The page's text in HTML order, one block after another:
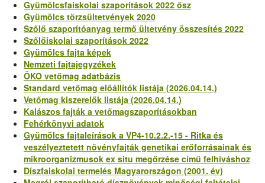
Gyümölcsfaiskolai szaporítások 2022 ősz
Gyümölcs törzsültetvények 2020
Szőlő szaporítóanyag termő ültetvény összesítés 2022
Szőlőiskolai szaporítások 2022
Gyümölcs fajta képek
Nemzeti fajtajegyzékek
ÖKO vetőmag adatbázis
Standard vetőmag előállítók listája (2026.04.14.)
Vetőmag kiszerelők listája (2026.04.14.)
Kalászos fajták a vetőmagszaporításokban
Fehérkönyvi adatok
Gyümölcs fajtaleírások a VP4-10.2.2.-15 - Ritka és
veszélyeztetett növényfajták genetikai erőforrásainak és
mikroorganizmusok ex situ megőrzése című felhíváshoz
Díszfaiskolai termelés Magyarországon (2001. év)